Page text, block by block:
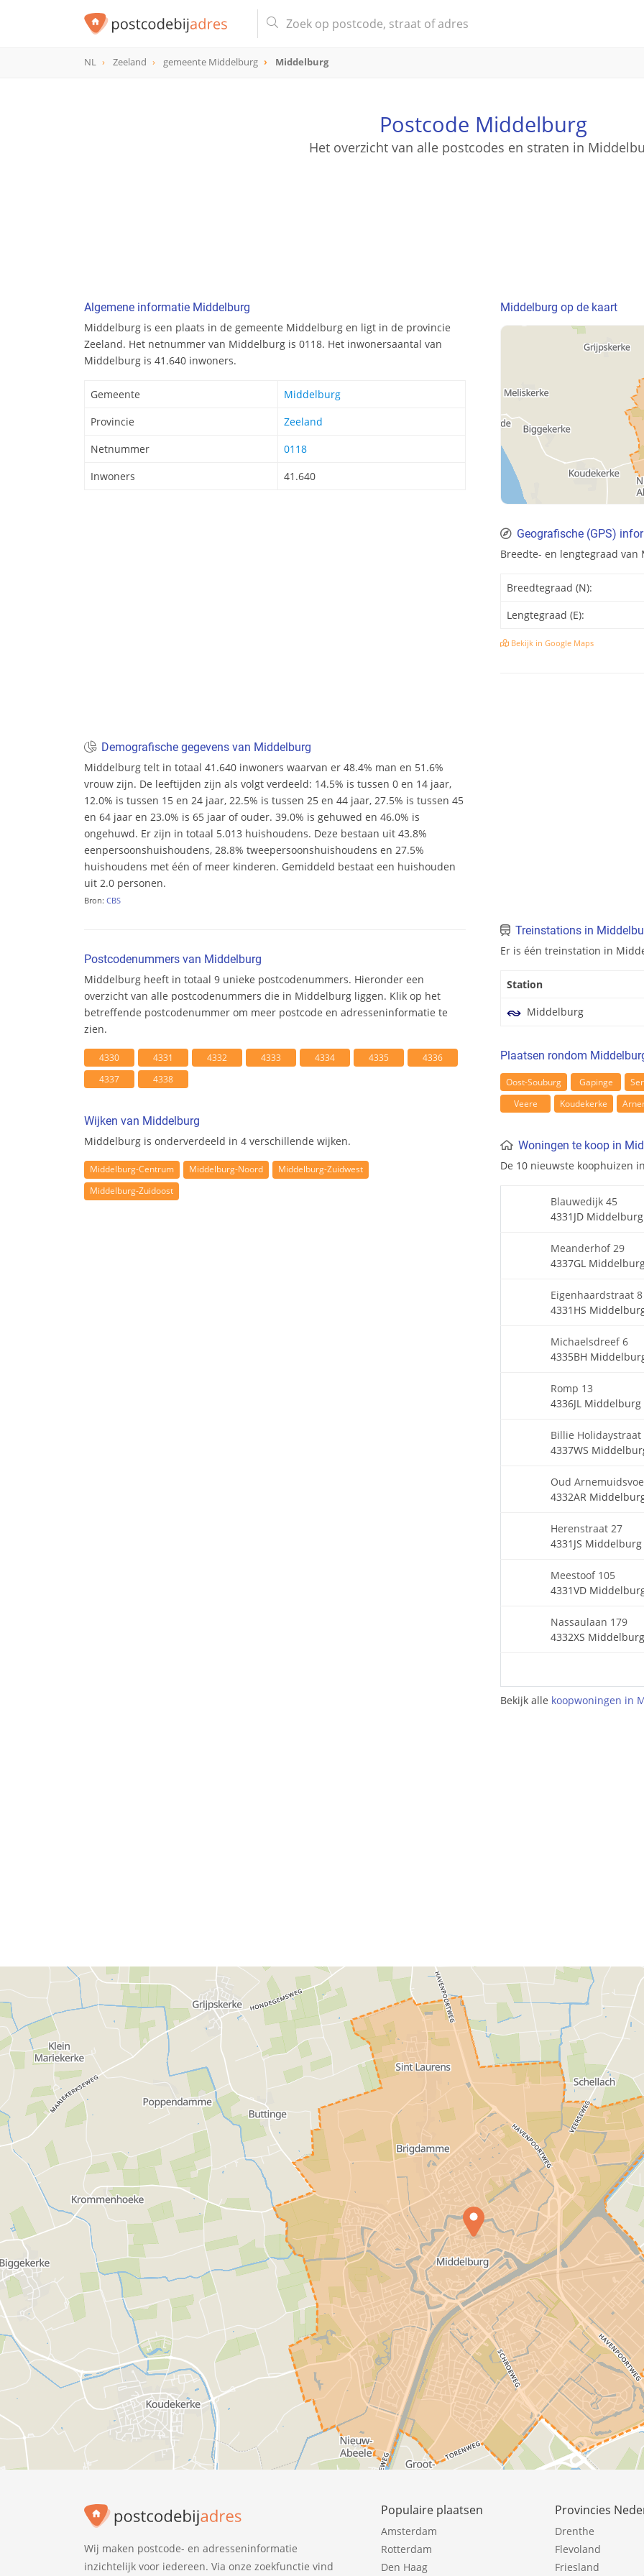
NL Zeeland gemeente Middelburg Middelburg
Postcode Middelburg
Het overzicht van alle postcodes en straten in
Algemene informatie Middelburg
Middelburg is een plaats in de gemeente Middelburg en ligt in de provincie
Zeeland. Het netnummer van Middelburg is 0118. Het inwonersaantal van
Middelburg is 41.640 inwoners.
Gemeente
Middelburg
Provincie
Zeeland
Netnummer
0118
Inwoners
41.640
Demografische gegevens van Middelburg
Middelburg telt in totaal 41.640 inwoners waarvan er 48.4% man en 51.6%
vrouw zijn. De leeftijden zijn als volgt verdeeld: 14.5% is tussen 0 en 14 jaar,
12.0% is tussen 15 en 24 jaar, 22.5% is tussen 25 en 44 jaar, 27.5% is tussen 45
en 64 jaar en 23.0% is 65 jaar of ouder. 39.0% is gehuwed en 46.0% is
ongehuwd. Er zijn in totaal 5.013 huishoudens. Deze bestaan uit 43.8%
eenpersoonshuishoudens, 28.8% tweepersoonshuishoudens en 27.5%
huishoudens met één of meer kinderen. Gemiddeld bestaat een huishouden
uit 2.0 personen.
Bron: CBS
Postcodenummers van Middelburg
Middelburg heeft in totaal 9 unieke postcodenummers. Hieronder een
overzicht van alle postcodenummers die in Middelburg liggen. Klik op het
betreffende postcodenummer om meer postcode en adresseninformatie te
zien.
4330 4331 4332 4333 4334 4335
4336
4337
4338
Wijken van Middelburg
Middelburg is onderverdeeld in 4 verschillende wijken.
Middelburg-Centrum Middelburg-Noord
Middelburg-Zuidwest
Middelburg-Zuidoost
Middelburg op de kaart
Geografische (GPS)
Breedte- en lengtegraad van
Breedtegraad (N):
Lengtegraad (E):
Bekijk in Google Maps
Treinstations in
Er is één treinstation in
Station
Middelburg
Plaatsen rondom
Oost-Souburg Gapinge
Veere
Koudekerke
Woningen te koop in
De 10 nieuwste koophuizen in
Blauwedijk 45
4331JD Middelburg
Meanderhof 29
4337GL
Eigenhaardstraat 8
4331HS
Michaelsdreef 6
4335BH
Romp 13
4336JL Middelburg
Billie Holidaystraat
4337WS
Oud
4332AR
Herenstraat 27
4331JS Middelburg
Meestoof 105
4331VD
Nassaulaan 179
4332XS Middelburg
Bekijk alle koopwoningen in
Wij maken postcode- en adresseninformatie
inzichtelijk voor iedereen. Via onze zoekfunctie vind
Populaire plaatsen
Amsterdam
Rotterdam
Den Haag
Provincies
Drenthe
Flevoland
Friesland